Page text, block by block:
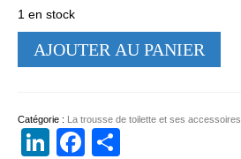
1 en stock
blanche
fleurie
AJOUTER AU PANIER
Catégorie : La trousse de toilette et ses accessoires
LinkedIn
Facebook